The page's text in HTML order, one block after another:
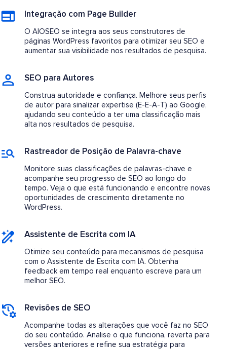
Integração com Page Builder
O AIOSEO se integra aos seus construtores de
páginas WordPress favoritos para otimizar seu SEO e
aumentar sua visibilidade nos resultados de pesquisa.
SEO para Autores
Construa autoridade e confiança. Melhore seus perfis
de autor para sinalizar expertise (E-E-A-T) ao Google,
ajudando seu conteúdo a ter uma classificação mais
alta nos resultados de pesquisa.
Rastreador de Posição de Palavra-chave
Monitore suas classificações de palavras-chave e
acompanhe seu progresso de SEO ao longo do
tempo. Veja o que está funcionando e encontre novas
oportunidades de crescimento diretamente no
WordPress.
Assistente de Escrita com IA
Otimize seu conteúdo para mecanismos de pesquisa
com o Assistente de Escrita com IA. Obtenha
feedback em tempo real enquanto escreve para um
melhor SEO.
Revisões de SEO
Acompanhe todas as alterações que você faz no SEO
do seu conteúdo. Analise o que funciona, reverta para
versões anteriores e refine sua estratégia para